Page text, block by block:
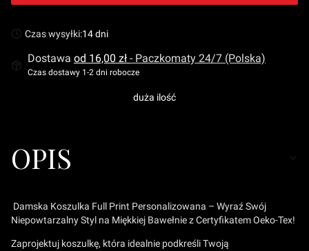
Czas wysyłki:14 dni
Dostawa od 16,00 zł - Paczkomaty 24/7 (Polska)
Czas dostawy 1-2 dni robocze
duża ilość
OPIS
Damska Koszulka Full Print Personalizowana – Wyraź Swój
Niepowtarzalny Styl na Miękkiej Bawełnie z Certyfikatem Oeko-Tex!
Zaprojektuj koszulkę, która idealnie podkreśli Twoją